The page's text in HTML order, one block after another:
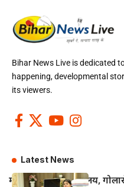
Bihar News Live is dedicated
happening, developmental
its viewers.
Latest News
महुआ के विद्युत कार्यालय,